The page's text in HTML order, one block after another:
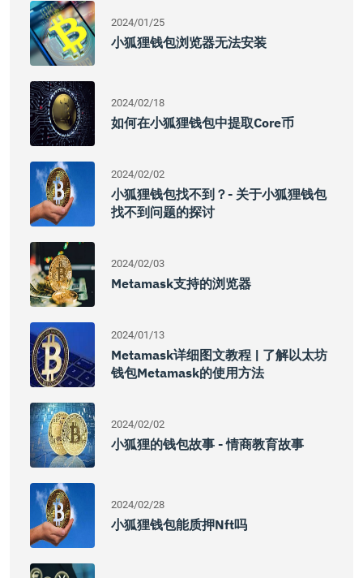
2024/01/25
小狐狸钱包浏览器无法安装
2024/02/18
如何在小狐狸钱包中提取core币
2024/02/02
小狐狸钱包找不到？- 关于小狐狸钱包
找不到问题的探讨
2024/02/03
Metamask支持的浏览器
2024/01/13
Metamask详细图文教程 | 了解以太坊
钱包Metamask的使用方法
2024/02/02
小狐狸的钱包故事 - 情商教育故事
2024/02/28
小狐狸钱包能质押nft吗